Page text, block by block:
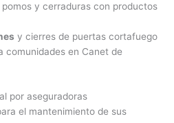
y cerraduras con productos
y cierres de puertas cortafuego
comunidades en Canet de
por aseguradoras
el mantenimiento de sus